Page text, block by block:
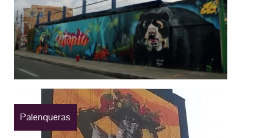
Palenqueras